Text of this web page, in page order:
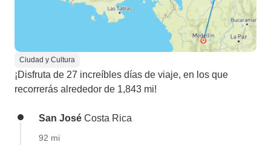
Ciudad y Cultura
¡Disfruta de 27 increíbles días de viaje, en los que
recorrerás alrededor de 1,843 mi!
San José Costa Rica
92 mi